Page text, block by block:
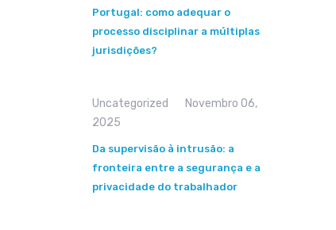
Portugal: como adequar o
processo disciplinar a múltiplas
jurisdições?
Uncategorized
Novembro 06,
2025
Da supervisão à intrusão: a
fronteira entre a segurança e a
privacidade do trabalhador